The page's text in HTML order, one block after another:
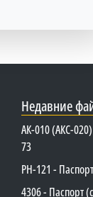
Недавние
АК-010 (АКС-
73
PH-121 -
4306 - Паспорт